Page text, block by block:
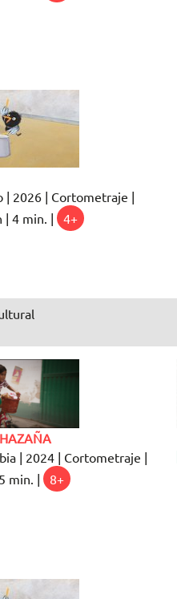
| 2026 | Cortometraje |
| 4 min. |
4+
| 2024 | Cortometraje |
min. |
8+